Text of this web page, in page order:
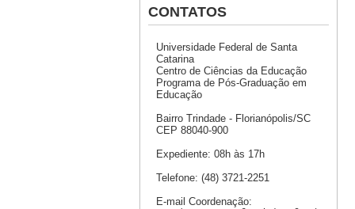
CONTATOS
Universidade Federal de Santa
Catarina
Centro de Ciências da Educação
Programa de Pós-Graduação em
Educação
Bairro Trindade - Florianópolis/SC
CEP 88040-900
Expediente: 08h às 17h
Telefone: (48) 3721-2251
E-mail Coordenação: